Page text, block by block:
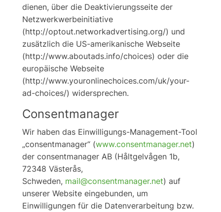
dienen, über die Deaktivierungsseite der
Netzwerkwerbeinitiative
(http://optout.networkadvertising.org/) und
zusätzlich die US-amerikanische Webseite
(http://www.aboutads.info/choices) oder die
europäische Webseite
(http://www.youronlinechoices.com/uk/your-
ad-choices/) widersprechen.
Consentmanager
Wir haben das Einwilligungs-Management-Tool
„consentmanager“ (www.consentmanager.net)
der consentmanager AB (Håltgelvågen 1b,
72348 Västerås,
Schweden, mail@consentmanager.net) auf
unserer Website eingebunden, um
Einwilligungen für die Datenverarbeitung bzw.